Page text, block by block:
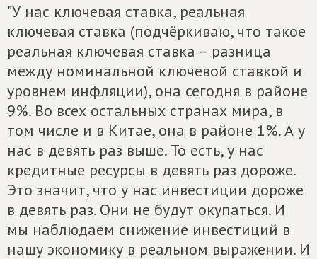
"У нас ключевая ставка, реальная
ключевая ставка (подчёркиваю, что такое
реальная ключевая ставка – разница
между номинальной ключевой ставкой и
уровнем инфляции), она сегодня в районе
9%. Во всех остальных странах мира, в
том числе и в Китае, она в районе 1%. А у
нас в девять раз выше. То есть, у нас
кредитные ресурсы в девять раз дороже.
Это значит, что у нас инвестиции дороже
в девять раз. Они не будут окупаться. И
мы наблюдаем снижение инвестиций в
нашу экономику в реальном выражении. И